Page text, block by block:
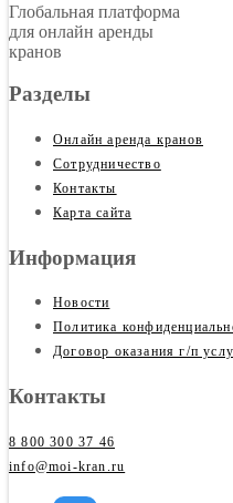
Глобальная платформа
для онлайн аренды
кранов
Разделы
Онлайн аренда кранов
Сотрудничество
Контакты
Карта сайта
Информация
Новости
Политика
Договор оказания г/п
Контакты
8 800 300 37 46
info@moi-kran.ru